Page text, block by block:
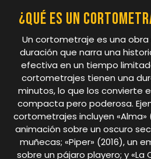
¿Qué es un
Un cortometraje es una
duración que narra una
efectiva en un tiempo
cortometrajes tienen una
minutos, lo que los convierte
compacta pero poderosa.
cortometrajes incluyen
animación sobre un oscuro
muñecas; «Piper» (2016), un
sobre un pájaro playero; y «La